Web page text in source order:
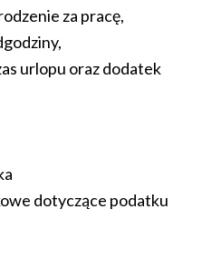
za pracę,
urlopu oraz dodatek
dotyczące podatku